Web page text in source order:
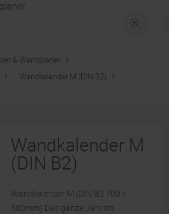
& Wandplaner
Wandkalender M (DIN B2)
Wandkalender M
(DIN B2)
Wandkalender M (DIN B2 700 x
500mm) Das ganze Jahr im